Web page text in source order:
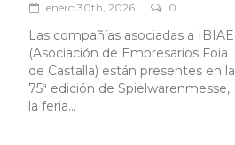
enero 30th, 2026 0
Las compañías asociadas a IBIAE
(Asociación de Empresarios Foia
de Castalla) están presentes en la
75ª edición de Spielwarenmesse,
la feria...